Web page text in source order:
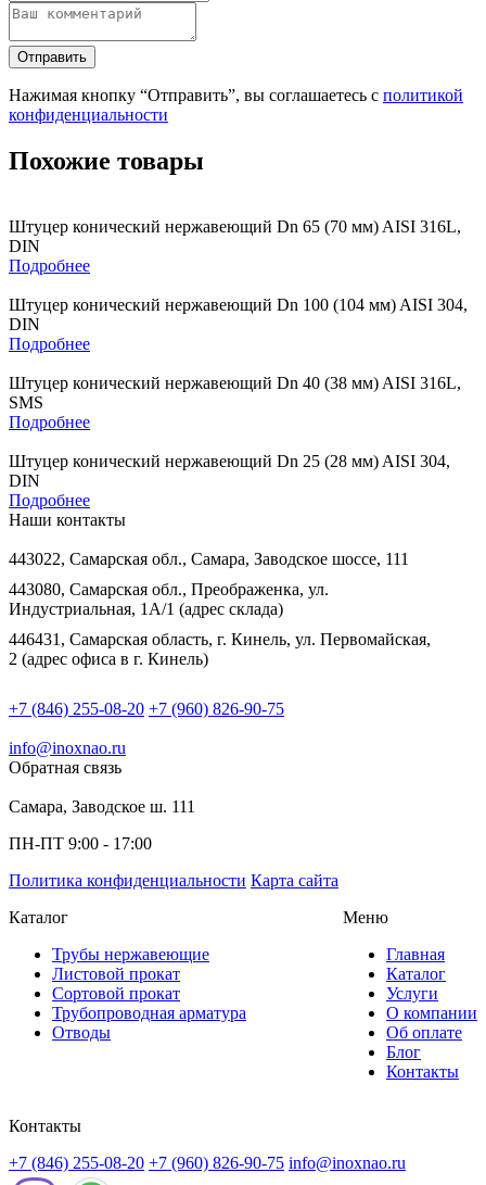
Нажимая кнопку “Отправить”, вы соглашаетесь с политикой
конфиденциальности
Похожие товары
Штуцер конический нержавеющий Dn 65 (70 мм) AISI 316L,
DIN
Подробнее
Штуцер конический нержавеющий Dn 100 (104 мм) AISI 304,
DIN
Подробнее
Штуцер конический нержавеющий Dn 40 (38 мм) AISI 316L,
SMS
Подробнее
Штуцер конический нержавеющий Dn 25 (28 мм) AISI 304,
DIN
Подробнее
Наши контакты
443022, Самарская обл., Самара, Заводское шоссе, 111
443080, Самарская обл., Преображенка, ул.
Индустриальная, 1А/1 (адрес склада)
446431, Самарская область, г. Кинель, ул. Первомайская,
2 (адрес офиса в г. Кинель)
+7 (846) 255-08-20 +7 (960) 826-90-75
info@inoxnao.ru
Обратная связь
Самара, Заводское ш. 111
ПН-ПТ 9:00 - 17:00
Политика конфиденциальности Карта сайта
Каталог
Трубы нержавеющие
Листовой прокат
Сортовой прокат
Трубопроводная арматура
Отводы
Меню
Главная
Каталог
Услуги
О компании
Об оплате
Блог
Контакты
Контакты
+7 (846) 255-08-20 +7 (960) 826-90-75 info@inoxnao.ru